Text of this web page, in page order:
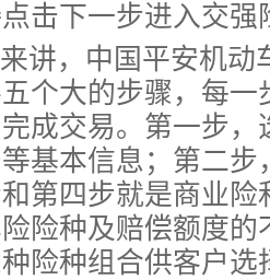
击下一步进入交强
讲，中国平安机动
个大的步骤，每
成交易。第一步
基本信息；第二
第四步就是商业险
险种及赔偿额度
险种组合供客户